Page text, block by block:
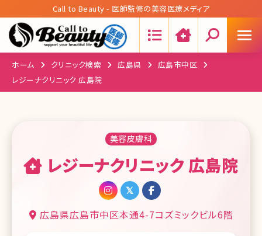
Call to Beauty - 医師監修の美容医療メディア
ホーム クリニック検索 広島県
広島市中区
レジーナクリニック 広島院
美容皮膚科
レジーナクリニック 広島院
広島県広島市中区本通4-7コズミックビル6階